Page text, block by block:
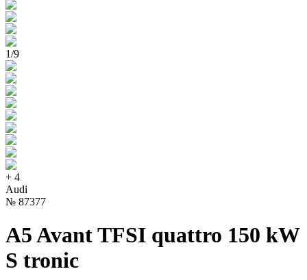
1/9
+ 4
Audi
№ 87377
A5 Avant TFSI quattro 150 kW
S tronic